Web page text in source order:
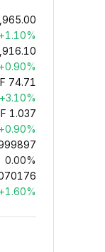
+1.10%
+0.90%
74.71
+3.10%
1.037
+0.90%
0.00%
+1.60%